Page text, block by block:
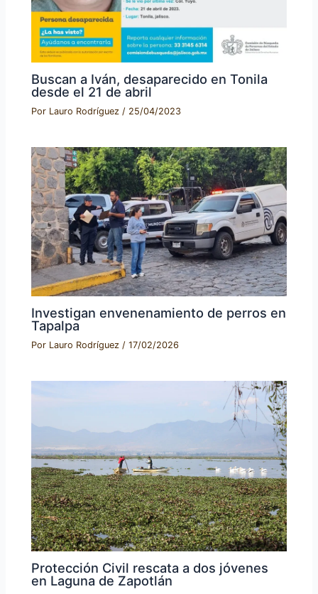
Buscan a Iván, desaparecido en Tonila
desde el 21 de abril
Por Lauro Rodríguez/ 25/04/2023
Investigan envenenamiento de perros en
Tapalpa
Por Lauro Rodríguez/17/02/2026
Protección Civil rescata a dos jóvenes
en Laguna de Zapotlán